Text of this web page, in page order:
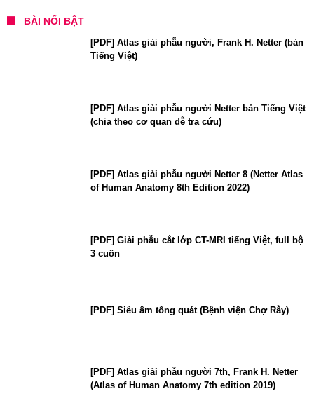
BÀI NỔI BẬT
[PDF] Atlas giải phẫu người, Frank H. Netter (bản
Tiếng Việt)
[PDF] Atlas giải phẫu người Netter bản Tiếng Việt
(chia theo cơ quan dễ tra cứu)
[PDF] Atlas giải phẫu người Netter 8 (Netter Atlas
of Human Anatomy 8th Edition 2022)
[PDF] Giải phẫu cắt lớp CT-MRI tiếng Việt, full bộ
3 cuốn
[PDF] Siêu âm tổng quát (Bệnh viện Chợ Rẫy)
[PDF] Atlas giải phẫu người 7th, Frank H. Netter
(Atlas of Human Anatomy 7th edition 2019)